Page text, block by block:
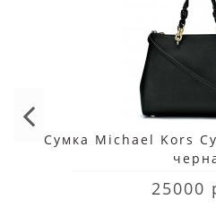
Сумка Michael Kors
25000